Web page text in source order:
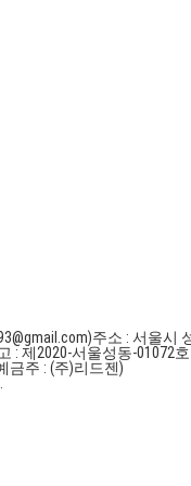
주소 : 서울시
: 제2020-서울성동-01072
금주 : (주)리드젠)